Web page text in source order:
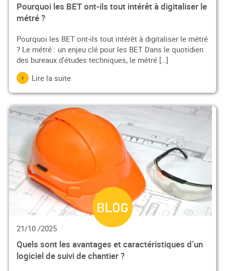
Pourquoi les BET ont-ils tout intérêt à digitaliser le
métré ?
Pourquoi les BET ont-ils tout intérêt à digitaliser le métré
? Le métré : un enjeu clé pour les BET Dans le quotidien
des bureaux d’études techniques, le métré […]
Lire la suite
21/10 /2025
Quels sont les avantages et caractéristiques d’un
logiciel de suivi de chantier ?